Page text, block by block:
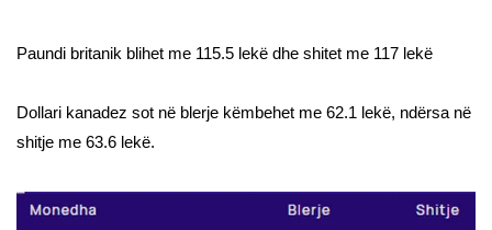
Paundi britanik blihet me 115.5 lekë dhe shitet me 117 lekë
Dollari kanadez sot në blerje këmbehet me 62.1 lekë, ndërsa në
shitje me 63.6 lekë.